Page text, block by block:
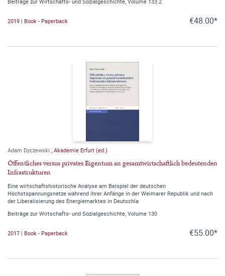
2019 | Book - Paperback €48.00*
Adam Dyczewski , Akademie Erfurt (ed.)
Öffentliches versus privates Eigentum an gesamtwirtschaftlich bedeutenden
Infrastrukturen
Eine wirtschaftshistorische Analyse am Beispiel der deutschen
Höchstspannungsnetze während ihrer Anfänge in der Weimarer Republik und nach
der Liberalisierung des Energiemarktes in Deutschla
Beiträge zur Wirtschafts- und Sozialgeschichte, Volume 130
2017 | Book - Paperback €55.00*